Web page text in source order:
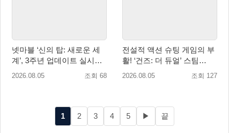
넷마블 ‘신의 탑: 새로운 세
계’, 3주년 업데이트 실시…
신규 가주 ‘연 이랑’ 등장
2026.08.05 조회 68
전설적 액션 슈팅 게임의 부
활! ‘건즈: 더 듀얼’ 스팀
(Steam) 8월 14일 정식 오픈
2026.08.05 조회 127
1 2 3 4 5 ▶ 끝